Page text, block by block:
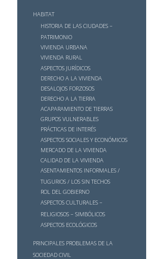
HABITAT
HISTORIA DE LAS CIUDADES –
PATRIMONIO
VIVIENDA URBANA
VIVIENDA RURAL
ASPECTOS JURÍDICOS
DERECHO A LA VIVIENDA
DESALOJOS FORZOSOS
DERECHO A LA TIERRA
ACAPARAMIENTO DE TIERRAS
GRUPOS VULNERABLES
PRÁCTICAS DE INTERÉS
ASPECTOS SOCIALES Y ECONÓMICOS
MERCADO DE LA VIVIENDA
CALIDAD DE LA VIVIENDA
ASENTAMIENTOS INFORMALES /
TUGURIOS / LOS SIN TECHOS
ROL DEL GOBIERNO
ASPECTOS CULTURALES –
RELIGIOSOS – SIMBÓLICOS
ASPECTOS ECOLÓGICOS
PRINCIPALES PROBLEMAS DE LA
SOCIEDAD CIVIL